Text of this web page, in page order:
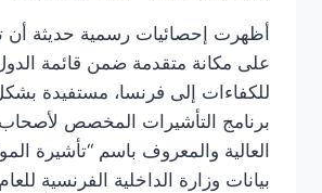
أظهرت إحصائيات رسمية حديثة
على مكانة متقدمة ضمن قائمة
للكفاءات إلى فرنسا، مستفيدة
برنامج التأشيرات المخصص
العالية والمعروف باسم “تأشيرة